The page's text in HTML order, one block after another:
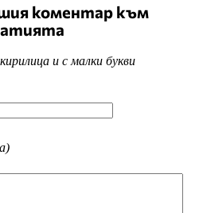
коментар към
и с малки букви